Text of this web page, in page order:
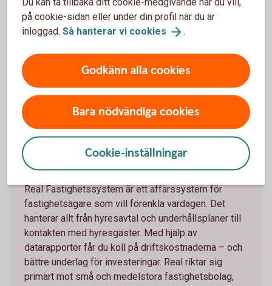
Real
Om Real Fastighetssystem
Real Fastighetssystem är ett affärssystem för
fastighetsägare som vill förenkla vardagen. Det
hanterar allt från hyresavtal och underhållsplaner till
kontakten med hyresgäster. Med hjälp av
datarapporter får du koll på driftskostnaderna – och
bättre underlag för investeringar. Real riktar sig
primärt mot små och medelstora fastighetsbolag,
på cookie-sidan eller under din profil när du är
inloggad. Så hanterar vi cookies .
Godkänn alla cookies
Bara nödvändiga cookies
Cookie-inställningar